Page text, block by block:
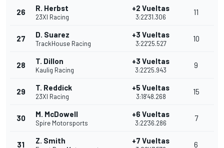
26 R. Herbst
23XI Racing
+2 Vueltas
3:22'31.306
11
27 D. Suarez
TrackHouse Racing
+3 Vueltas
3:22'25.527
10
28 T. Dillon
Kaulig Racing
+3 Vueltas
3:22'25.943
9
29 T. Reddick
23XI Racing
+5 Vueltas
3:18'48.268
15
30 M. McDowell
Spire Motorsports
+6 Vueltas
3:22'36.286
7
31 Z. Smith +7 Vueltas 6